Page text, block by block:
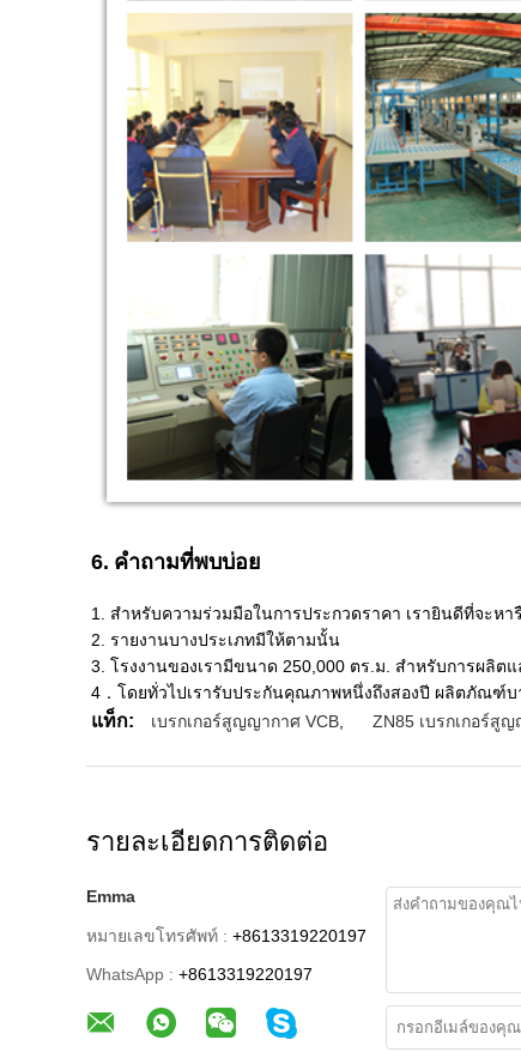
6. คำถามที่พบบ่อย
1. สำหรับความร่วมมือในการประกวดราคา เรายินดีที่จะหา
2. รายงานบางประเภทมีให้ตามนั้น
3. โรงงานของเรามีขนาด 250,000 ตร.ม. สำหรับการผลิต
4．โดยทั่วไปเรารับประกันคุณภาพหนึ่งถึงสองปี ผลิตภัณฑ์
แท็ก: เบรกเกอร์สูญญากาศ VCB ZN85 เบรกเกอร์สู
รายละเอียดการติดต่อ
Emma
หมายเลขโทรศัพท์ : +8613319220197
WhatsApp : +8613319220197